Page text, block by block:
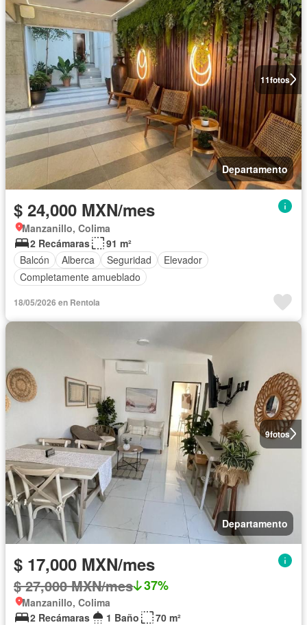
11fotos
Departamento
$ 24,000 MXN/mes
Manzanillo, Colima
2 Recámaras
91 m²
Balcón
Alberca Seguridad
Elevador
Completamente amueblado
18/05/2026 en Rentola
9fotos
Departamento
$ 17,000 MXN/mes
$ 27,000 MXN/mes 37%
Manzanillo, Colima
2 Recámaras
1 Baño
70 m²